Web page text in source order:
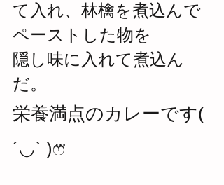
て入れ、林檎を煮込んで
ペーストした物を
隠し味に入れて煮込ん
だ。
栄養満点のカレーです(
´◡` )ෆ⃛